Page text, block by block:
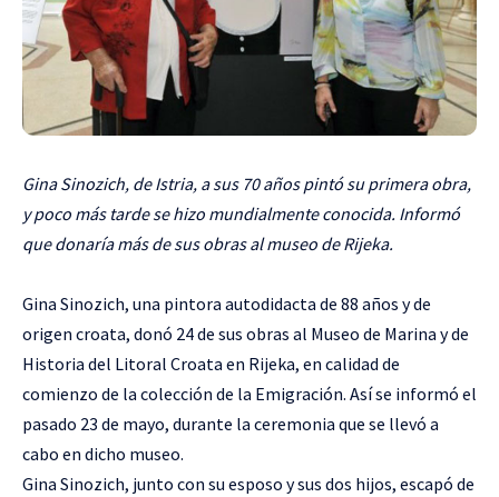
Gina Sinozich, de Istria, a sus 70 años pintó su primera obra,
y poco más tarde se hizo mundialmente conocida. Informó
que donaría más de sus obras al museo de Rijeka.
Gina Sinozich, una pintora autodidacta de 88 años y de
origen croata, donó 24 de sus obras al Museo de Marina y de
Historia del Litoral Croata en Rijeka, en calidad de
comienzo de la colección de la Emigración. Así se informó el
pasado 23 de mayo, durante la ceremonia que se llevó a
cabo en dicho museo.
Gina Sinozich, junto con su esposo y sus dos hijos, escapó de